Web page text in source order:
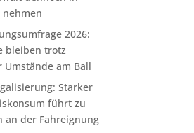
nehmen
2026:
bleiben trotz
Umstände am Ball
Starker
führt zu
an der Fahreignung